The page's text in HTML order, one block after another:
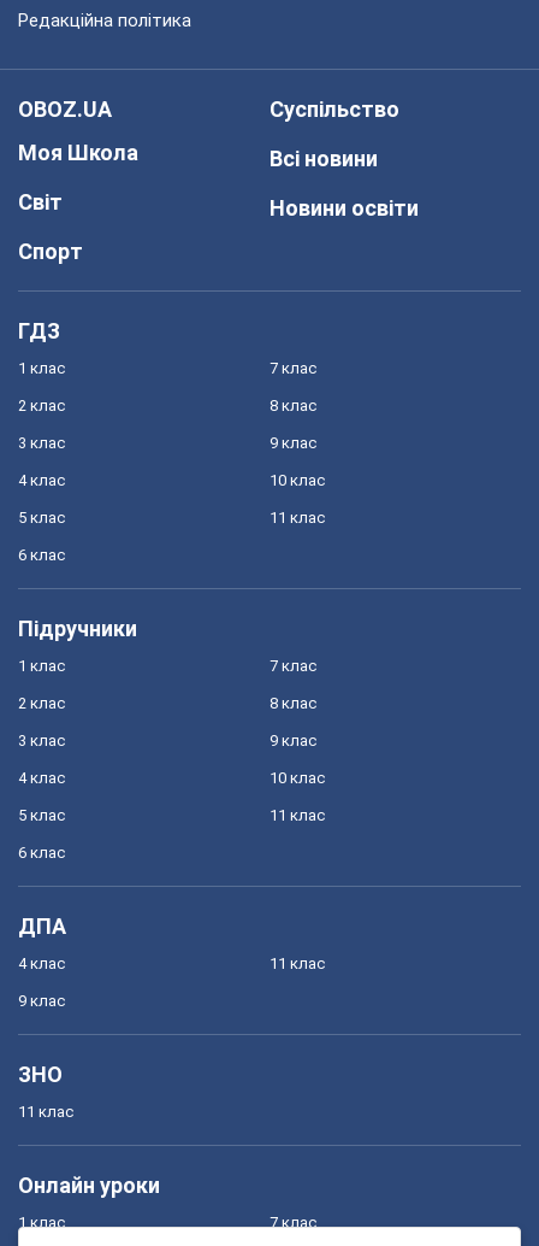
Редакційна політика
OBOZ.UA
Моя Школа
Світ
Спорт
Суспільство
Всі новини
Новини освіти
ГДЗ
1 клас
2 клас
3 клас
4 клас
5 клас
6 клас
7 клас
8 клас
9 клас
10 клас
11 клас
Підручники
1 клас
2 клас
3 клас
4 клас
5 клас
6 клас
7 клас
8 клас
9 клас
10 клас
11 клас
ДПА
4 клас
9 клас
11 клас
ЗНО
11 клас
Онлайн уроки
1 клас 7 клас